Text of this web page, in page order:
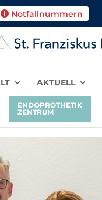
Notfallnummern
AKTUELL
ENDOPROTHETIK
ZENTRUM